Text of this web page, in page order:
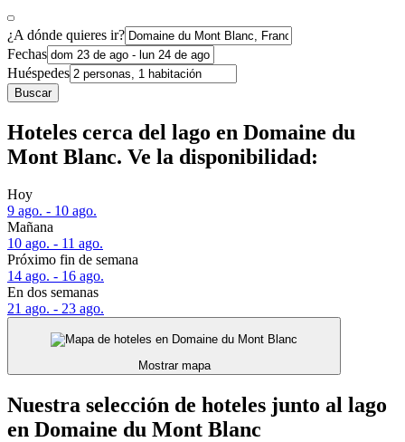
¿A dónde quieres ir?
Fechas
Huéspedes
Buscar
Hoteles cerca del lago en Domaine du
Mont Blanc. Ve la disponibilidad:
Hoy
9 ago. - 10 ago.
Mañana
10 ago. - 11 ago.
Próximo fin de semana
14 ago. - 16 ago.
En dos semanas
21 ago. - 23 ago.
Mostrar mapa
Nuestra selección de hoteles junto al lago
en Domaine du Mont Blanc